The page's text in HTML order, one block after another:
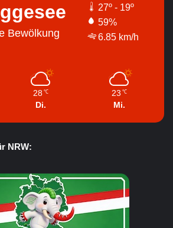
Bewölkung
27º - 19º
59%
6.85 km/h
28 ℃
Di.
23 ℃
Mi.
NRW: